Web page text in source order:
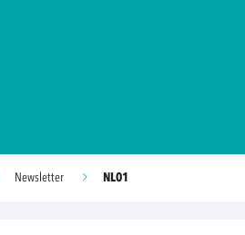
Newsletter NL01